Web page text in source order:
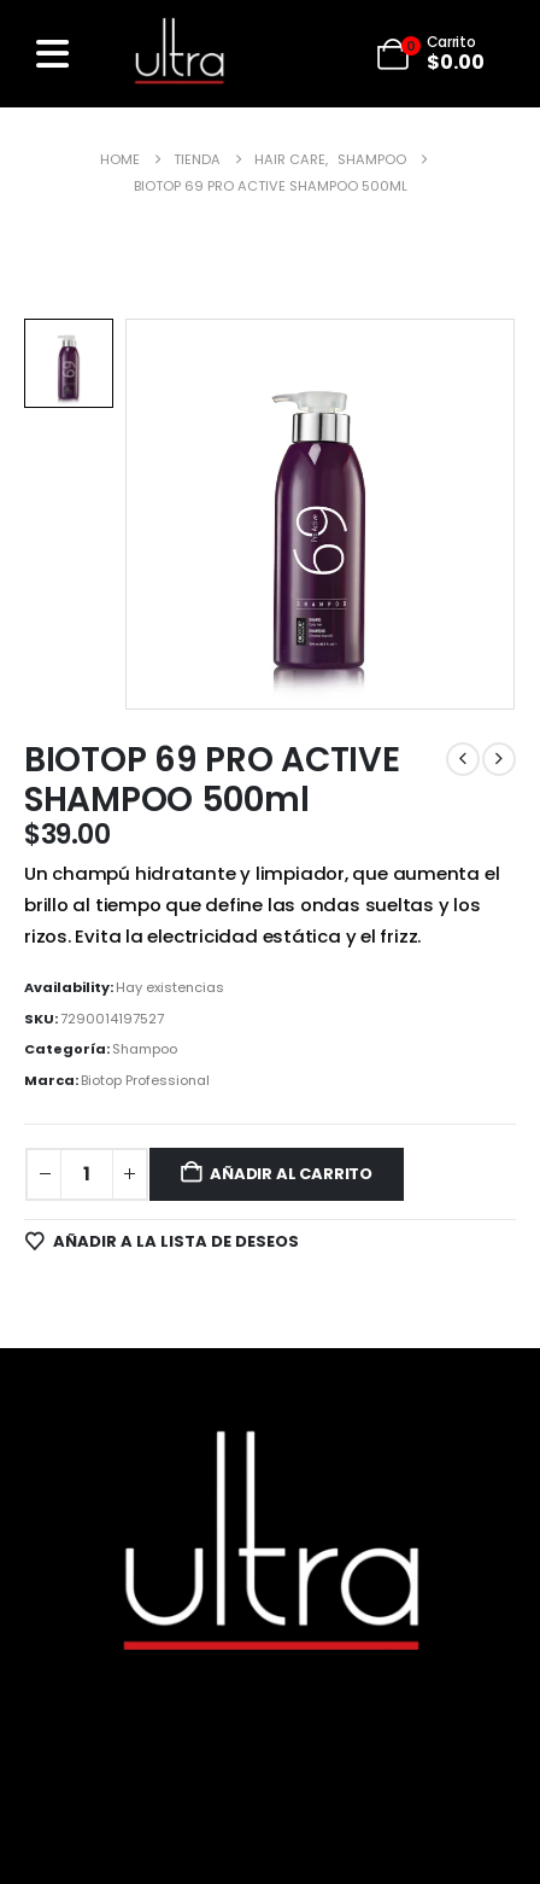
0 Carrito
$0.00
HOME TIENDA HAIR CARE, SHAMPOO
BIOTOP 69 PRO ACTIVE SHAMPOO 500ML
BIOTOP 69 PRO ACTIVE
SHAMPOO 500ml
$39.00
Un champú hidratante y limpiador, que aumenta el
brillo al tiempo que define las ondas sueltas y los
rizos. Evita la electricidad estática y el frizz.
Availability:Hay existencias
SKU:7290014197527
Categoría:Shampoo
Marca:Biotop Professional
AÑADIR AL CARRITO
AÑADIR A LA LISTA DE DESEOS